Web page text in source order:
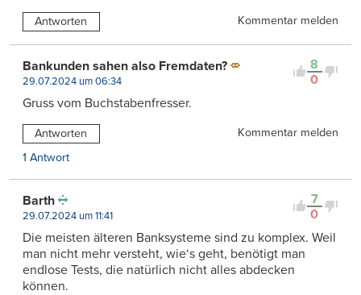
Antworten Kommentar melden
8
0
Bankunden sahen also Fremdaten?
29.07.2024 um 06:34
Gruss vom Buchstabenfresser.
Antworten
Kommentar melden
1 Antwort
7
0
Barth
29.07.2024 um 11:41
Die meisten älteren Banksysteme sind zu komplex. Weil
man nicht mehr versteht, wie‘s geht, benötigt man
endlose Tests, die natürlich nicht alles abdecken
können.